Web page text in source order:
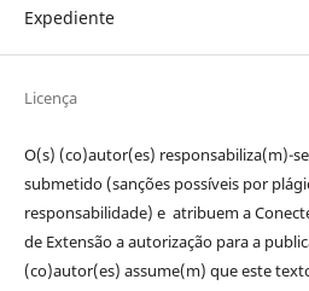
Expediente
Licença
O(s) (co)autor(es) responsabiliza(m)-
submetido (sanções possíveis por
responsabilidade) e atribuem a
de Extensão a autorização para a
(co)autor(es) assume(m) que este